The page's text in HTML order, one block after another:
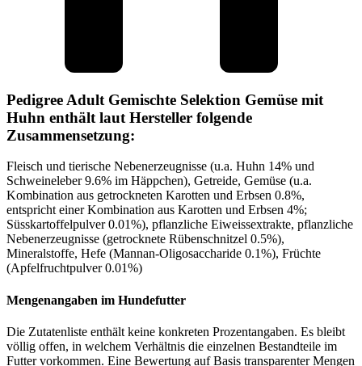
Pedigree Adult Gemischte Selektion Gemüse mit
Huhn enthält laut Hersteller folgende
Zusammensetzung:
Fleisch und tierische Nebenerzeugnisse (u.a. Huhn 14% und
Schweineleber 9.6% im Häppchen), Getreide, Gemüse (u.a.
Kombination aus getrockneten Karotten und Erbsen 0.8%,
entspricht einer Kombination aus Karotten und Erbsen 4%;
Süsskartoffelpulver 0.01%), pflanzliche Eiweissextrakte, pflanzliche
Nebenerzeugnisse (getrocknete Rübenschnitzel 0.5%),
Mineralstoffe, Hefe (Mannan-Oligosaccharide 0.1%), Früchte
(Apfelfruchtpulver 0.01%)
Mengenangaben im Hundefutter
Die Zutatenliste enthält keine konkreten Prozentangaben. Es bleibt
völlig offen, in welchem Verhältnis die einzelnen Bestandteile im
Futter vorkommen. Eine Bewertung auf Basis transparenter Mengen